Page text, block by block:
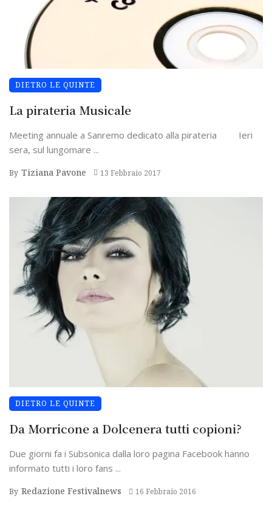
DIETRO LE QUINTE
La pirateria Musicale
Meeting annuale a Sanremo dedicato alla pirateria Ieri
sera, sul lungomare ...
By Tiziana Pavone 13 Febbraio 2017
DIETRO LE QUINTE
Da Morricone a Dolcenera tutti copioni?
Due giorni fa i Subsonica dalla loro pagina Facebook hanno
informato tutti i loro fans ...
By Redazione Festivalnews 16 Febbraio 2016